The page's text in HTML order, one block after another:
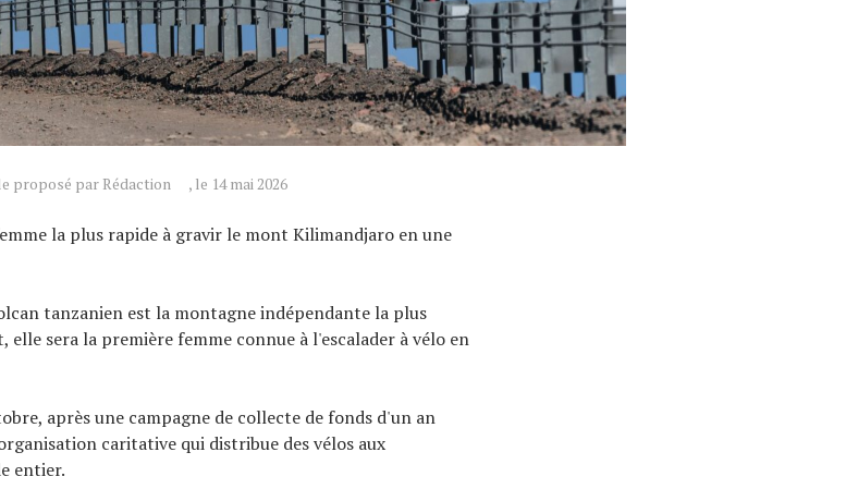
proposé par Rédaction , le 14 mai 2026
la plus rapide à gravir le mont Kilimandjaro en une
tanzanien est la montagne indépendante la plus
elle sera la première femme connue à l'escalader à vélo en
après une campagne de collecte de fonds d'un an
caritative qui distribue des vélos aux
entier.